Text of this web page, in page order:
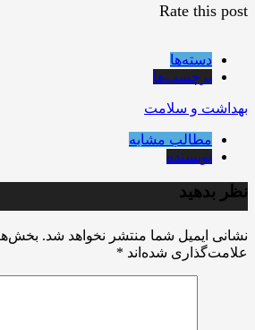
Rate this post
دسته‌ها
برچسب‌ها
بهداشت و سلامت
مطالب مشابه
نویسنده
نظر بدهید
نشانی ایمیل شما منتشر نخواهد شد.
علامت‌گذاری شده‌اند *